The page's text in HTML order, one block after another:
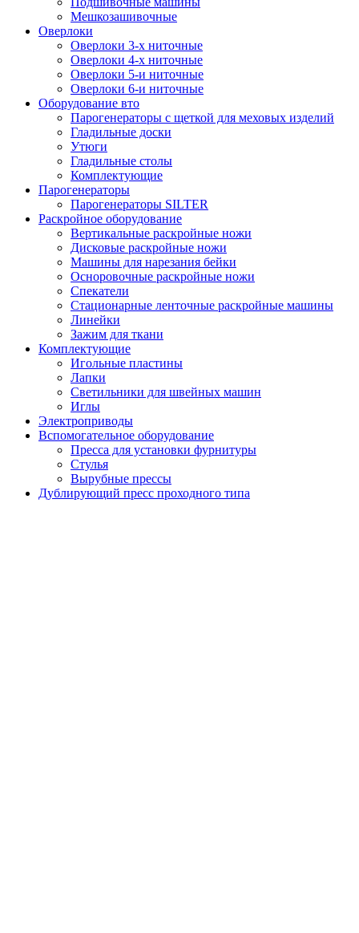
Мешкозашивочные
Оверлоки
Оверлоки 3-х ниточные
Оверлоки 4-х ниточные
Оверлоки 5-и ниточные
Оверлоки 6-и ниточные
Оборудование вто
Парогенераторы с щеткой для меховых изделий
Гладильные доски
Утюги
Гладильные столы
Комплектующие
Парогенераторы
Парогенераторы SILTER
Раскройное оборудование
Вертикальные раскройные ножи
Дисковые раскройные ножи
Машины для нарезания бейки
Осноровочные раскройные ножи
Спекатели
Стационарные ленточные раскройные машины
Линейки
Зажим для ткани
Комплектующие
Игольные пластины
Лапки
Светильники для швейных машин
Иглы
Электроприводы
Вспомогательное оборудование
Пресса для установки фурнитуры
Стулья
Вырубные прессы
Дублирующий пресс проходного типа